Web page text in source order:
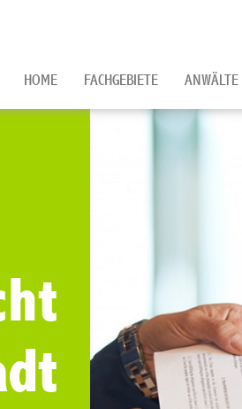
HOME FACHGEBIETE ANWÄLTE